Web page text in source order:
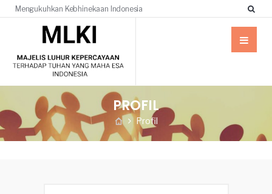
Mengukuhkan Kebhinekaan Indonesia
PROFIL
Profil